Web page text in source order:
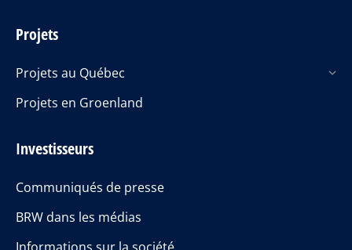
Projets
Projets au Québec
Projets en Groenland
Investisseurs
Communiqués de presse
BRW dans les médias